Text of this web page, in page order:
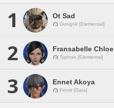
1 Ot Sad
Gungnir [Elemental]
2 Fransabelle Chloe
Typhon [Elemental]
3 Ennet Akoya
Fenrir [Gaia]